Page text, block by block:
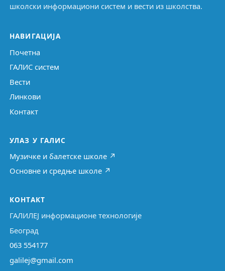
школски информациони систем и вести из школства.
НАВИГАЦИЈА
Почетна
ГАЛИС систем
Вести
Линкови
Контакт
УЛАЗ У ГАЛИС
Музичке и балетске школе ↗
Основне и средње школе ↗
КОНТАКТ
ГАЛИЛЕЈ информационе технологије
Београд
063 554177
galilej@gmail.com